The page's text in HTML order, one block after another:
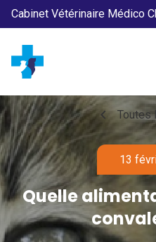
Cabinet Vétérinaire Médico
chevron_left Toutes
13
Quelle